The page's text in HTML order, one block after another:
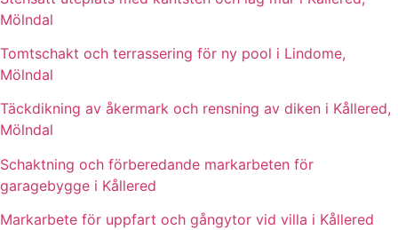
Mölndal
Tomtschakt och terrassering för ny pool i Lindome,
Mölndal
Täckdikning av åkermark och rensning av diken i Kållered,
Mölndal
Schaktning och förberedande markarbeten för
garagebygge i Kållered
Markarbete för uppfart och gångytor vid villa i Kållered